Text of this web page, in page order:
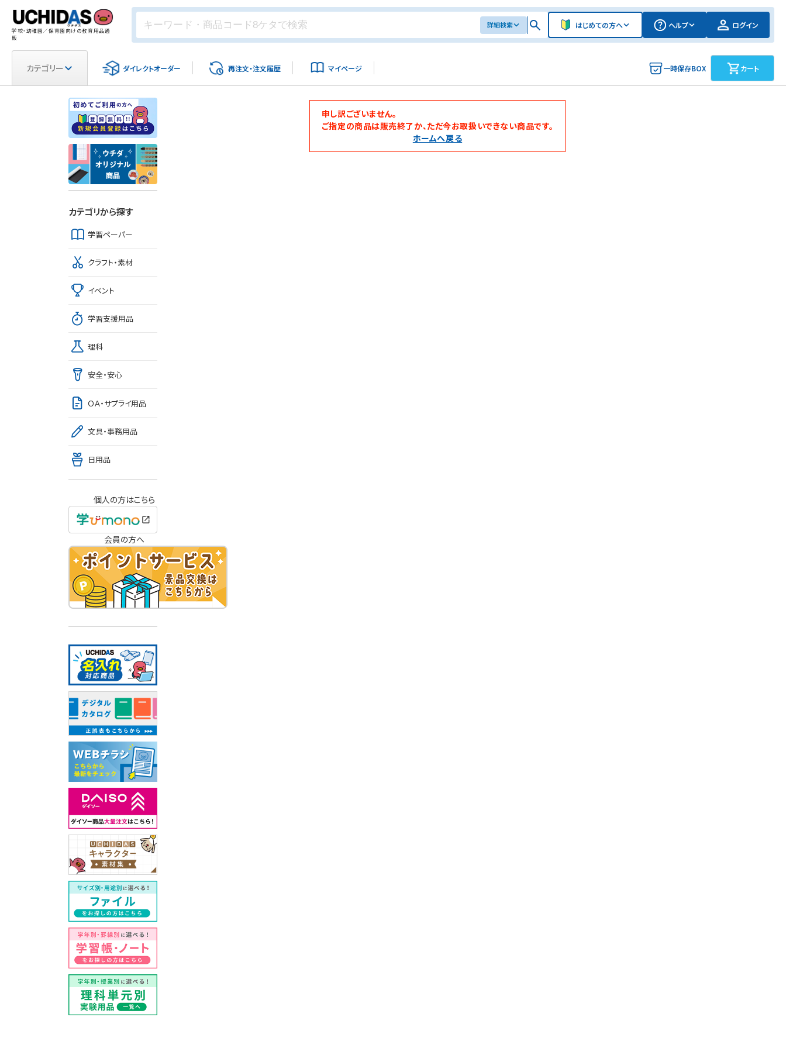
学校・幼稚園／保育園向けの教育用品通
販
詳細検索 はじめての方へ ヘルプ ログイン
カテゴリー ダイレクトオーダー 再注文・注文履歴 マイページ 一時保存BOX カート
申し訳ございません。
ご指定の商品は販売終了か、ただ今お取扱いできない商品です。
ホームへ戻る
カテゴリから探す
学習ペーパー
クラフト・素材
イベント
学習支援用品
理科
安全・安心
ＯＡ・サプライ用品
文具・事務用品
日用品
個人の方はこちら
会員の方へ